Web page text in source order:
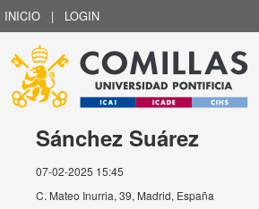
INICIO | LOGIN
Sánchez Suárez
07-02-2025 15:45
C. Mateo Inurria, 39, Madrid, España